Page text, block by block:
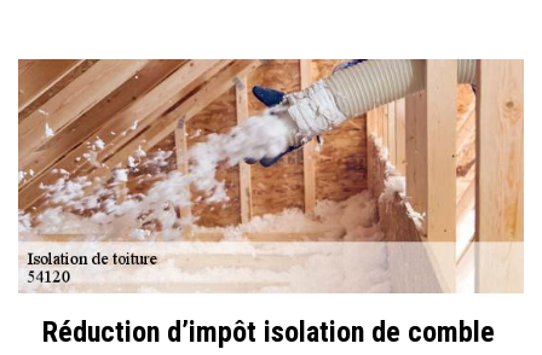
Réduction d’impôt isolation de comble